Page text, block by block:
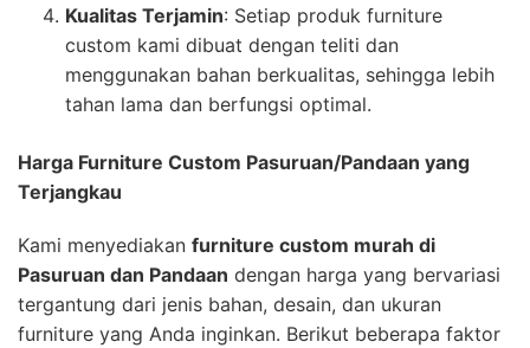
Kualitas Terjamin: Setiap produk furniture
custom kami dibuat dengan teliti dan
menggunakan bahan berkualitas, sehingga lebih
tahan lama dan berfungsi optimal.
Harga Furniture Custom Pasuruan/Pandaan yang
Terjangkau
Kami menyediakan furniture custom murah di
Pasuruan dan Pandaan dengan harga yang bervariasi
tergantung dari jenis bahan, desain, dan ukuran
furniture yang Anda inginkan. Berikut beberapa faktor